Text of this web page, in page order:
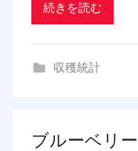
続きを読む
収穫統計
ブルーベリ